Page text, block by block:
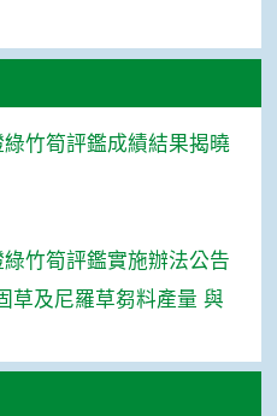
竹筍評鑑成績結果揭曉
竹筍評鑑實施辦法公告
草及尼羅草芻料產量 與